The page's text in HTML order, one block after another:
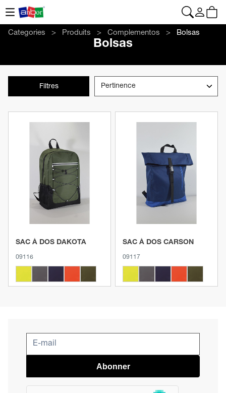
Categories Produits Complementos Bolsas
Bolsas
Filtres
Voir le produit
SAC À DOS DAKOTA
09116
Voir le produit
SAC À DOS CARSON
09117
Abonner